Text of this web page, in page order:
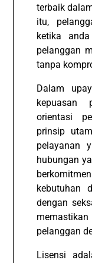
terbaik
itu,
ketika
pelanggan
tanpa
Dalam
kepuasan
orientasi
prinsip
pelayanan
hubungan
kebutuhan
dengan
pelanggan
Lisensi